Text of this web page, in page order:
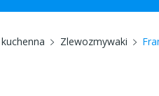
Zlewozmywaki